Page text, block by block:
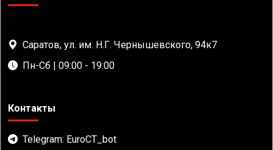
Саратов, ул. им. Н.Г. Чернышевского, 94к7
Пн-Сб | 09:00 - 19:00
Контакты
Telegram: EuroCT_bot